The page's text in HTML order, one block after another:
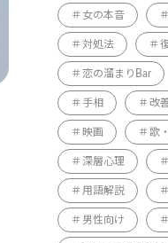
女の本音
対処法
恋の溜まりBar
手相 改
映画 歌
深層心理
用語解説
男性向け